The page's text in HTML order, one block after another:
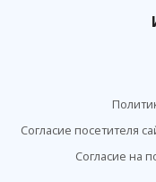
Согласие посетителя
Согласие на